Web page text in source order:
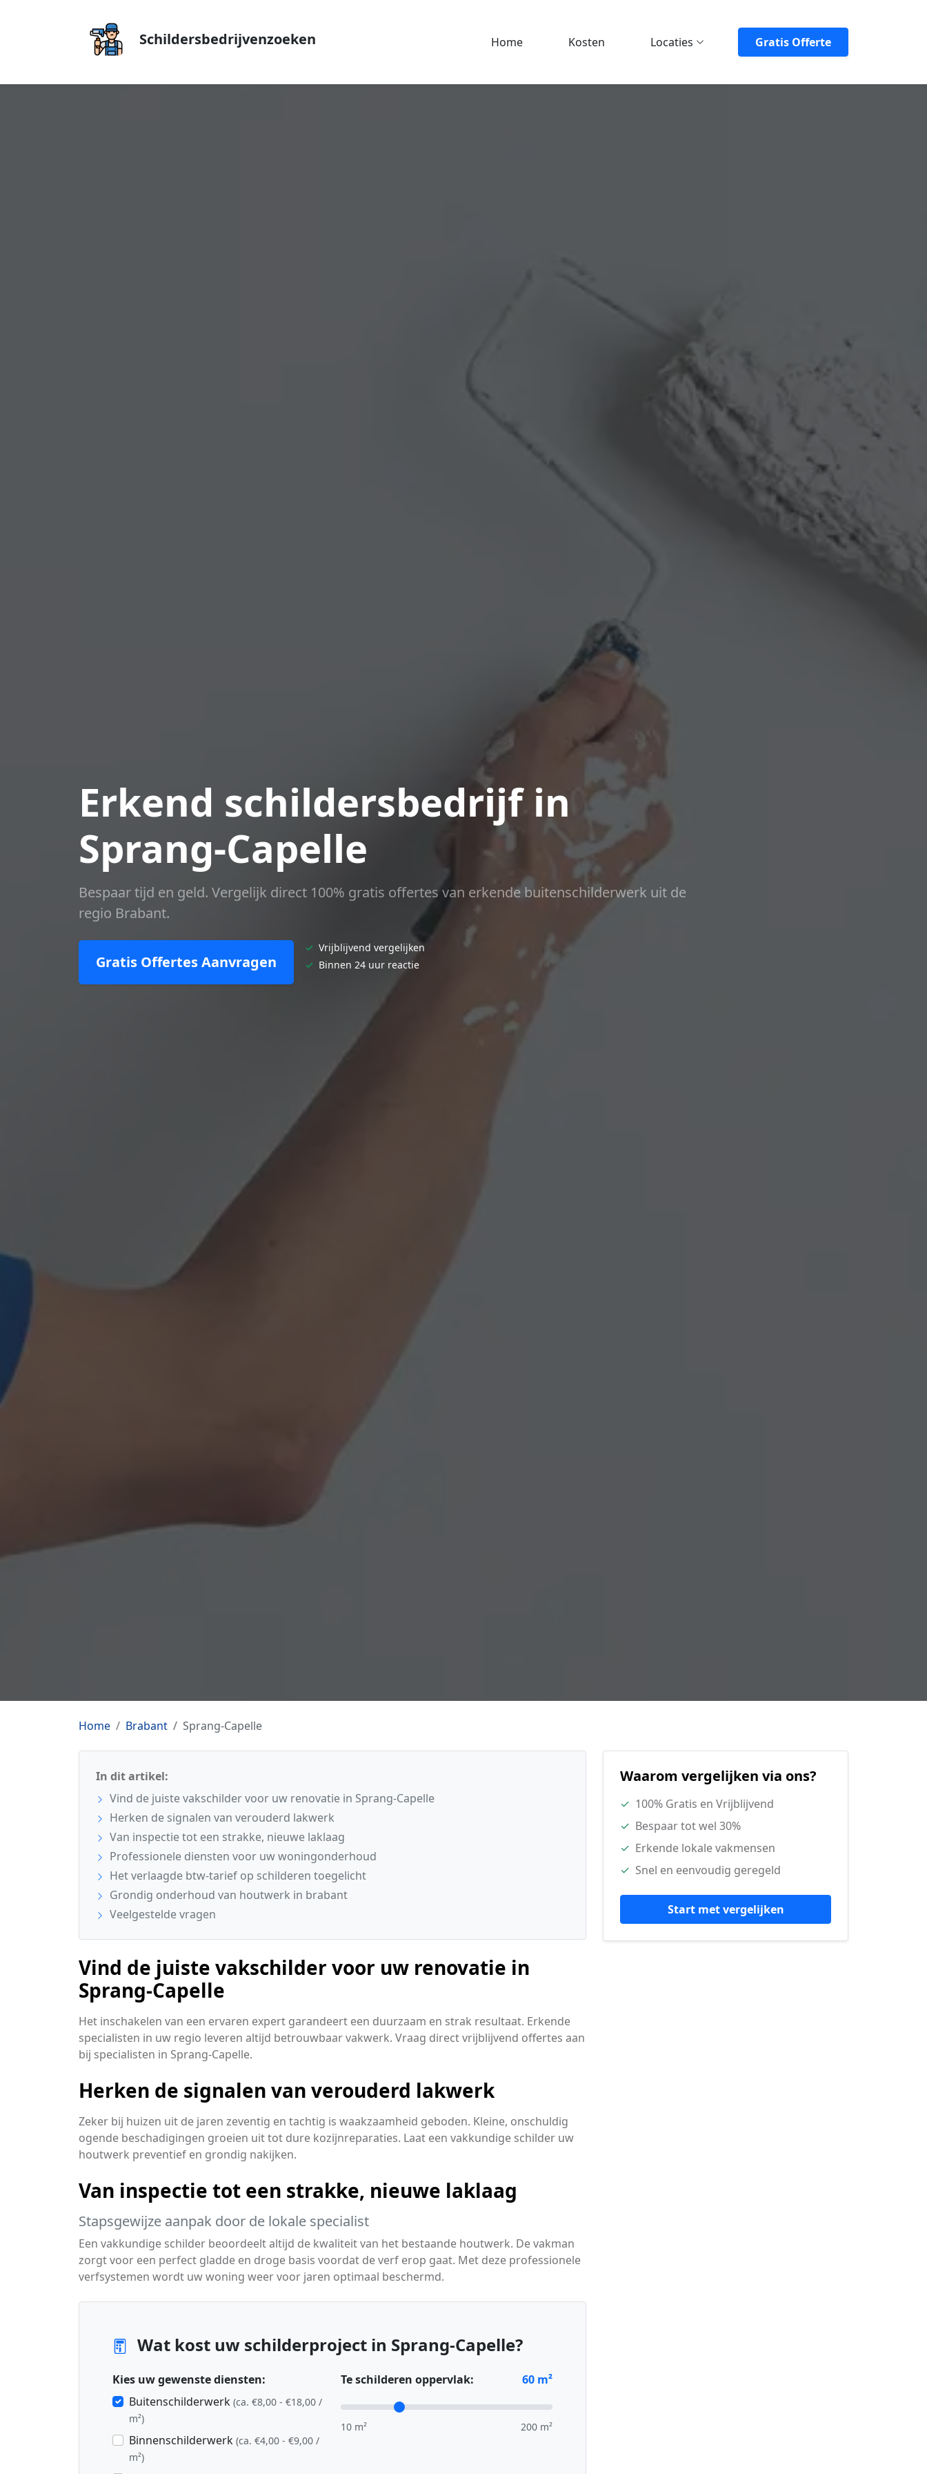
Schildersbedrijvenzoeken Home Kosten Locaties Gratis Offerte
Erkend schildersbedrijf in
Sprang-Capelle
Bespaar tijd en geld. Vergelijk direct 100% gratis offertes van erkende buitenschilderwerk uit de
regio Brabant.
Gratis Offertes Aanvragen
✓ Vrijblijvend vergelijken
✓ Binnen 24 uur reactie
Home Brabant Sprang-Capelle
In dit artikel:
Vind de juiste vakschilder voor uw renovatie in Sprang-Capelle
Herken de signalen van verouderd lakwerk
Van inspectie tot een strakke, nieuwe laklaag
Professionele diensten voor uw woningonderhoud
Het verlaagde btw-tarief op schilderen toegelicht
Grondig onderhoud van houtwerk in brabant
Veelgestelde vragen
Vind de juiste vakschilder voor uw renovatie in
Sprang-Capelle
Het inschakelen van een ervaren expert garandeert een duurzaam en strak resultaat. Erkende
specialisten in uw regio leveren altijd betrouwbaar vakwerk. Vraag direct vrijblijvend offertes aan
bij specialisten in Sprang-Capelle.
Herken de signalen van verouderd lakwerk
Zeker bij huizen uit de jaren zeventig en tachtig is waakzaamheid geboden. Kleine, onschuldig
ogende beschadigingen groeien uit tot dure kozijnreparaties. Laat een vakkundige schilder uw
houtwerk preventief en grondig nakijken.
Van inspectie tot een strakke, nieuwe laklaag
Stapsgewijze aanpak door de lokale specialist
Een vakkundige schilder beoordeelt altijd de kwaliteit van het bestaande houtwerk. De vakman
zorgt voor een perfect gladde en droge basis voordat de verf erop gaat. Met deze professionele
verfsystemen wordt uw woning weer voor jaren optimaal beschermd.
Wat kost uw schilderproject in Sprang-Capelle?
Kies uw gewenste diensten:
Buitenschilderwerk (ca. €8,00 - €18,00 /
m²)
Binnenschilderwerk (ca. €4,00 - €9,00 /
m²)
Te schilderen oppervlak: 60 m²
10 m² 200 m²
Waarom vergelijken via ons?
✓ 100% Gratis en Vrijblijvend
✓ Bespaar tot wel 30%
✓ Erkende lokale vakmensen
✓ Snel en eenvoudig geregeld
Start met vergelijken